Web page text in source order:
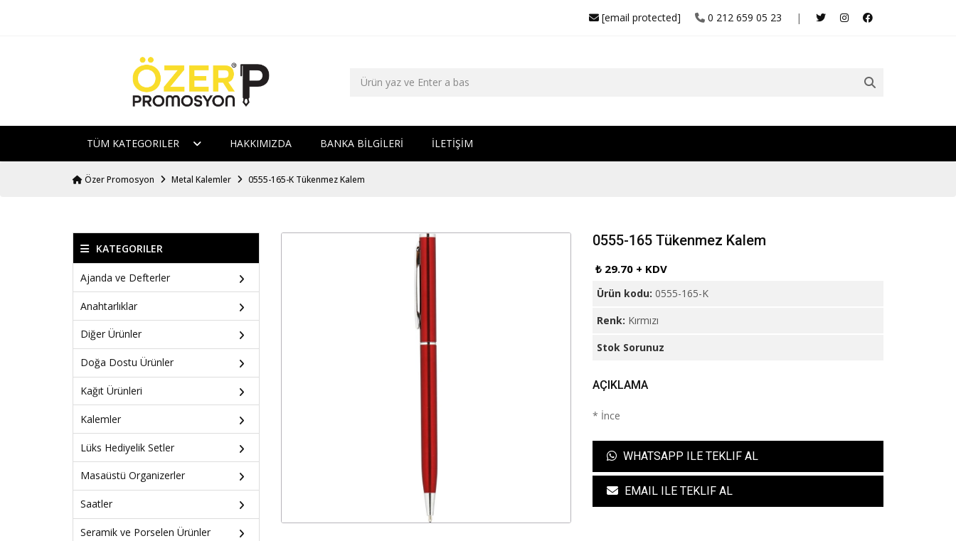
|
0 212 659 05 23
[email protected]
TÜM KATEGORILER HAKKIMIZDA BANKA BİLGİLERİ İLETİŞİM
Özer Promosyon Metal Kalemler 0555-165-K Tükenmez Kalem
KATEGORILER
Ajanda ve Defterler
Anahtarlıklar
Diğer Ürünler
Doğa Dostu Ürünler
Kağıt Ürünleri
Kalemler
Lüks Hediyelik Setler
Masaüstü Organizerler
Saatler
Seramik ve Porselen Ürünler
0555-165 Tükenmez Kalem
₺ 29.70 + KDV
Ürün kodu: 0555-165-K
Renk: Kırmızı
Stok Sorunuz
AÇIKLAMA
* İnce
WHATSAPP ILE TEKLIF AL
EMAIL ILE TEKLIF AL